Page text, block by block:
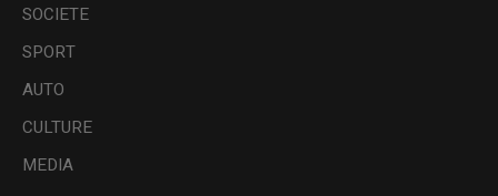
SOCIETE
SPORT
AUTO
CULTURE
MEDIA